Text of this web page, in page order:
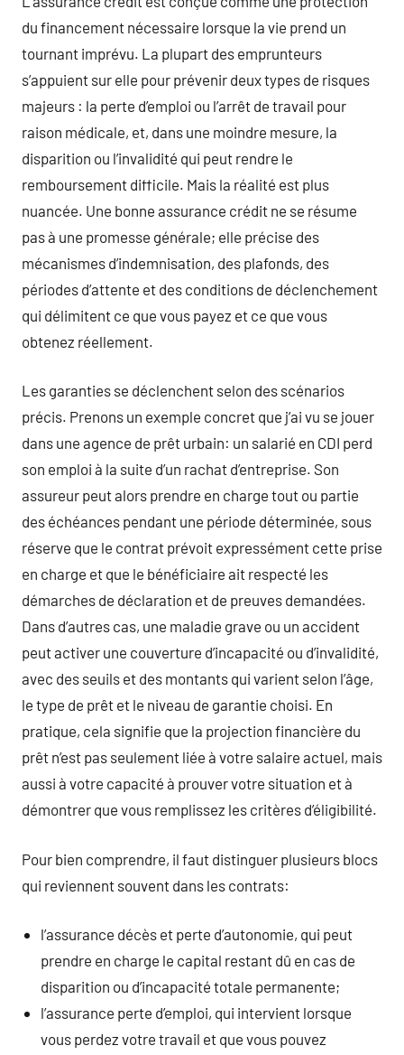
du financement nécessaire lorsque la vie prend un
tournant imprévu. La plupart des emprunteurs
s’appuient sur elle pour prévenir deux types de risques
majeurs : la perte d’emploi ou l’arrêt de travail pour
raison médicale, et, dans une moindre mesure, la
disparition ou l’invalidité qui peut rendre le
remboursement difficile. Mais la réalité est plus
nuancée. Une bonne assurance crédit ne se résume
pas à une promesse générale; elle précise des
mécanismes d’indemnisation, des plafonds, des
périodes d’attente et des conditions de déclenchement
qui délimitent ce que vous payez et ce que vous
obtenez réellement.
Les garanties se déclenchent selon des scénarios
précis. Prenons un exemple concret que j’ai vu se jouer
dans une agence de prêt urbain: un salarié en CDI perd
son emploi à la suite d’un rachat d’entreprise. Son
assureur peut alors prendre en charge tout ou partie
des échéances pendant une période déterminée, sous
réserve que le contrat prévoit expressément cette prise
en charge et que le bénéficiaire ait respecté les
démarches de déclaration et de preuves demandées.
Dans d’autres cas, une maladie grave ou un accident
peut activer une couverture d’incapacité ou d’invalidité,
avec des seuils et des montants qui varient selon l’âge,
le type de prêt et le niveau de garantie choisi. En
pratique, cela signifie que la projection financière du
prêt n’est pas seulement liée à votre salaire actuel, mais
aussi à votre capacité à prouver votre situation et à
démontrer que vous remplissez les critères d’éligibilité.
Pour bien comprendre, il faut distinguer plusieurs blocs
qui reviennent souvent dans les contrats:
l’assurance décès et perte d’autonomie, qui peut
prendre en charge le capital restant dû en cas de
disparition ou d’incapacité totale permanente;
l’assurance perte d’emploi, qui intervient lorsque
vous perdez votre travail et que vous pouvez